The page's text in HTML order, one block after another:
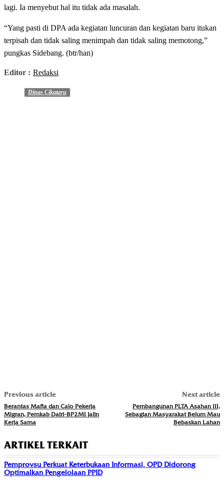
lagi. Ia menyebut hal itu tidak ada masalah.
“Yang pasti di DPA ada kegiatan luncuran dan kegiatan baru itukan
terpisah dan tidak saling menimpah dan tidak saling memotong,”
pungkas Sidebang. (btr/han)
Editor : Redaksi
Dinas Cikataru
Previous article
Berantas Mafia dan Calo Pekerja
Migran, Pemkab Dairi-BP2MI Jalin
Kerja Sama
Next article
Pembangunan PLTA Asahan III,
Sebagian Masyarakat Belum Mau
Bebaskan Lahan
ARTIKEL TERKAIT
Pemprovsu Perkuat Keterbukaan Informasi, OPD Didorong
Optimalkan Pengelolaan PPID